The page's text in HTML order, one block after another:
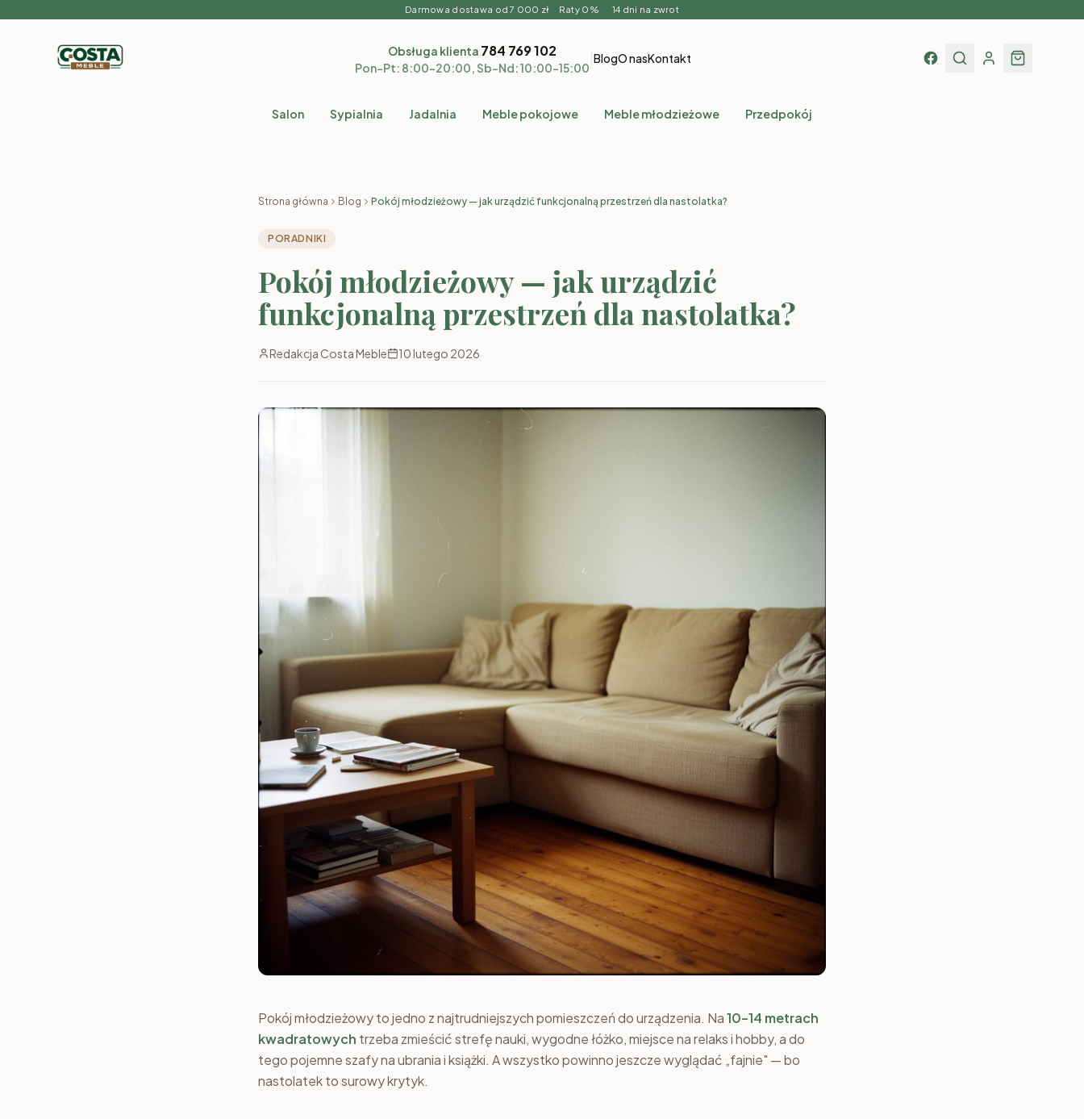
Darmowa dostawa od 7 000 zł Raty 0% 14 dni na zwrot
Obsługa klienta 784 769 102
Pon–Pt: 8:00–20:00, Sb–Nd: 10:00–15:00
BlogO nasKontakt
Salon Sypialnia Jadalnia Meble pokojowe Meble młodzieżowe Przedpokój
Strona główna Blog Pokój młodzieżowy — jak urządzić funkcjonalną przestrzeń dla nastolatka?
PORADNIKI
Pokój młodzieżowy — jak urządzić
funkcjonalną przestrzeń dla nastolatka?
Redakcja Costa Meble 10 lutego 2026
Pokój młodzieżowy to jedno z najtrudniejszych pomieszczeń do urządzenia. Na10–14 metrach
kwadratowych trzeba zmieścić strefę nauki, wygodne łóżko, miejsce na relaks i hobby, a do
tego pojemne szafy na ubrania i książki. A wszystko powinno jeszcze wyglądać „fajnie" — bo
nastolatek to surowy krytyk.